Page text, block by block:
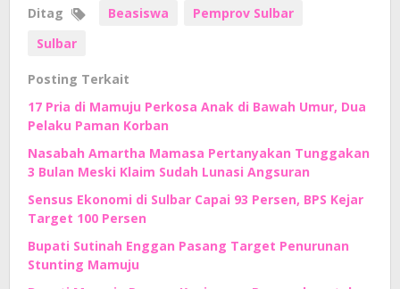
Ditag Beasiswa
Pemprov Sulbar
Sulbar
Posting Terkait
17 Pria di Mamuju Perkosa Anak di Bawah Umur, Dua
Pelaku Paman Korban
Nasabah Amartha Mamasa Pertanyakan Tunggakan
3 Bulan Meski Klaim Sudah Lunasi Angsuran
Sensus Ekonomi di Sulbar Capai 93 Persen, BPS Kejar
Target 100 Persen
Bupati Sutinah Enggan Pasang Target Penurunan
Stunting Mamuju